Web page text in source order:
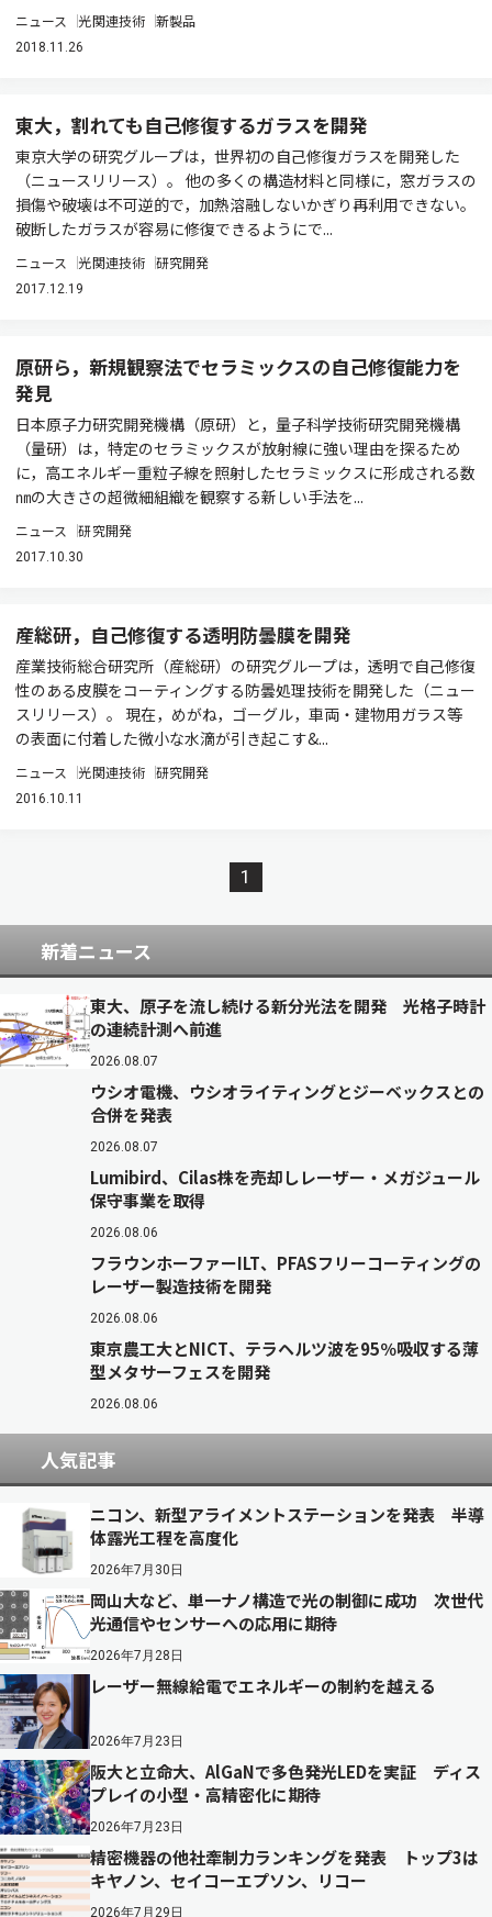
ニュース 光関連技術 新製品
2018.11.26
東大，割れても自己修復するガラスを開発
東京大学の研究グループは，世界初の自己修復ガラスを開発した
（ニュースリリース）。 他の多くの構造材料と同様に，窓ガラスの
損傷や破壊は不可逆的で，加熱溶融しないかぎり再利用できない。
破断したガラスが容易に修復できるようにで...
ニュース 光関連技術 研究開発
2017.12.19
原研ら，新規観察法でセラミックスの自己修復能力を
発見
日本原子力研究開発機構（原研）と，量子科学技術研究開発機構
（量研）は，特定のセラミックスが放射線に強い理由を探るため
に，高エネルギー重粒子線を照射したセラミックスに形成される数
㎚の大きさの超微細組織を観察する新しい手法を...
ニュース 研究開発
2017.10.30
産総研，自己修復する透明防曇膜を開発
産業技術総合研究所（産総研）の研究グループは，透明で自己修復
性のある皮膜をコーティングする防曇処理技術を開発した（ニュー
スリリース）。 現在，めがね，ゴーグル，車両・建物用ガラス等
の表面に付着した微小な水滴が引き起こす&...
ニュース 光関連技術 研究開発
2016.10.11
1
新着ニュース
東大、原子を流し続ける新分光法を開発 光格子時計
の連続計測へ前進
2026.08.07
ウシオ電機、ウシオライティングとジーベックスとの
合併を発表
2026.08.07
Lumibird、Cilas株を売却しレーザー・メガジュール
保守事業を取得
2026.08.06
フラウンホーファーILT、PFASフリーコーティングの
レーザー製造技術を開発
2026.08.06
東京農工大とNICT、テラヘルツ波を95％吸収する薄
型メタサーフェスを開発
2026.08.06
人気記事
ニコン、新型アライメントステーションを発表 半導
体露光工程を高度化
2026年7月30日
岡山大など、単一ナノ構造で光の制御に成功 次世代
光通信やセンサーへの応用に期待
2026年7月28日
レーザー無線給電でエネルギーの制約を越える
2026年7月23日
阪大と立命大、AlGaNで多色発光LEDを実証 ディス
プレイの小型・高精密化に期待
2026年7月23日
精密機器の他社牽制力ランキングを発表 トップ3は
キヤノン、セイコーエプソン、リコー
2026年7月29日